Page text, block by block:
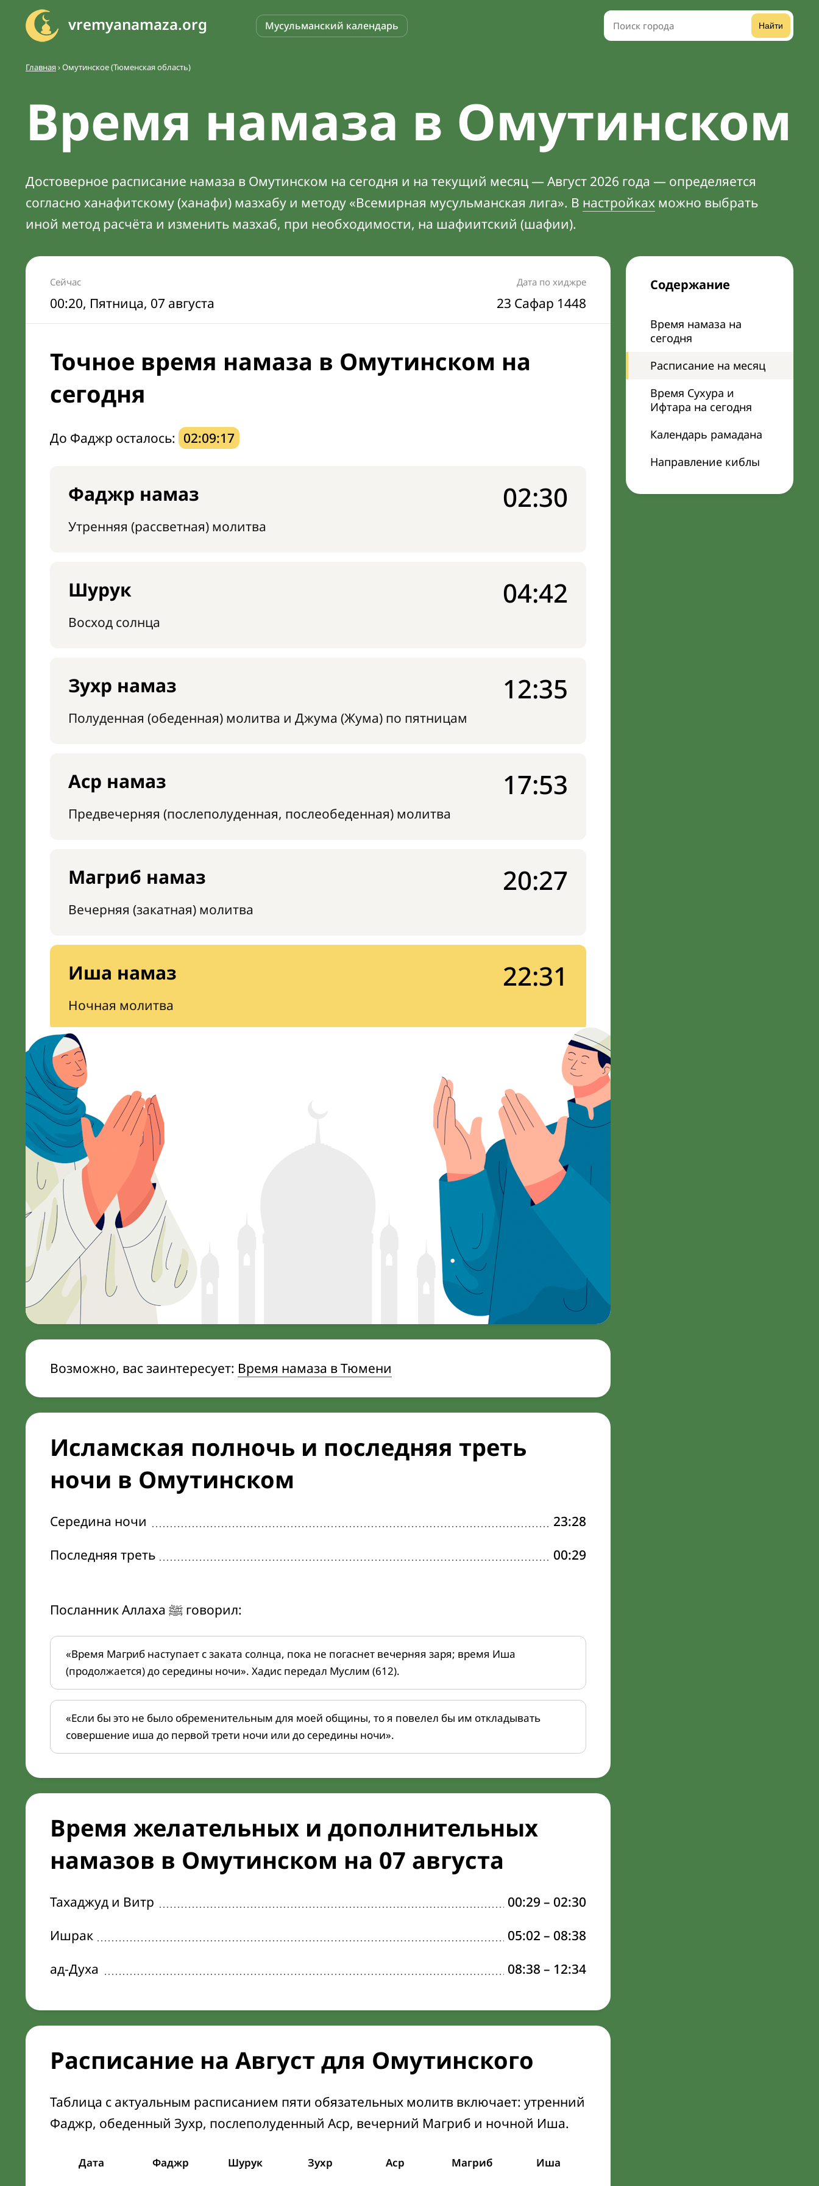
vremyanamaza.org Мусульманский календарь Найти
Главная›Омутинское (Тюменская область)
Время намаза в Омутинском
Достоверное расписание намаза в Омутинском на сегодня и на текущий месяц — Август 2026 года — определяется
согласно ханафитскому (ханафи) мазхабу и методу «Всемирная мусульманская лига». В настройках можно выбрать
иной метод расчёта и изменить мазхаб, при необходимости, на шафиитский (шафии).
Содержание
Время намаза на
сегодня
Расписание на месяц
Время Сухура и
Ифтара на сегодня
Календарь рамадана
Направление киблы
Сейчас
00:20, Пятница, 07 августа
Дата по хиджре
23 Сафар 1448
Точное время намаза в Омутинском на
сегодня
До Фаджр осталось: 02:09:16
Фаджр намаз
Утренняя (рассветная) молитва
02:30
Шурук
Восход солнца
04:42
Зухр намаз
Полуденная (обеденная) молитва и Джума (Жума) по пятницам
12:35
Аср намаз
Предвечерняя (послеполуденная, послеобеденная) молитва
17:53
Магриб намаз
Вечерняя (закатная) молитва
20:27
Иша намаз
Ночная молитва
22:31
Возможно, вас заинтересует: Время намаза в Тюмени
Исламская полночь и последняя треть
ночи в Омутинском
Середина ночи
23:28
Последняя треть
00:29
Посланник Аллаха ﷺ говорил:
«Время Магриб наступает с заката солнца, пока не погаснет вечерняя заря; время Иша
(продолжается) до середины ночи». Хадис передал Муслим (612).
«Если бы это не было обременительным для моей общины, то я повелел бы им откладывать
совершение иша до первой трети ночи или до середины ночи».
Время желательных и дополнительных
намазов в Омутинском на 07 августа
Тахаджуд и Витр 00:29 – 02:30
Ишрак
05:02 – 08:38
ад-Духа
08:38 – 12:34
Расписание на Август для Омутинского
Таблица с актуальным расписанием пяти обязательных молитв включает: утренний
Фаджр, обеденный Зухр, послеполуденный Аср, вечерний Магриб и ночной Иша.
Дата Фаджр Шурук Зухр Аср Магриб Иша